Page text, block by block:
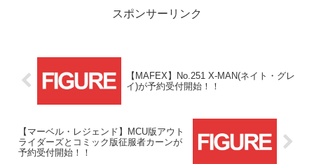
スポンサーリンク
【MAFEX】No.251 X-MAN(ネイト・グレ
イ)が予約受付開始！！
【マーベル・レジェンド】MCU版アウト
ライダーズとコミック版征服者カーンが
予約受付開始！！